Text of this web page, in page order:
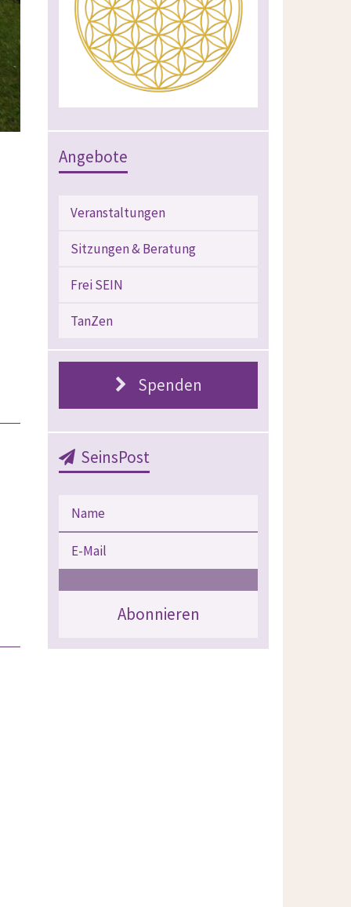
Angebote
Veranstaltungen
Sitzungen & Beratung
Frei SEIN
TanZen
Spenden
SeinsPost